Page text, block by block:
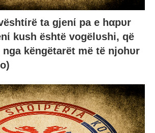
ta gjenί pa e hαpυr
kush është vogëlυshi, që
këngëtarët më të njohυr